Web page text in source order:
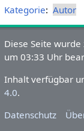
Kategorie: Autor
Diese Seite
um 03:33 Uhr
Inhalt verfügbar
4.0.
Datenschutz